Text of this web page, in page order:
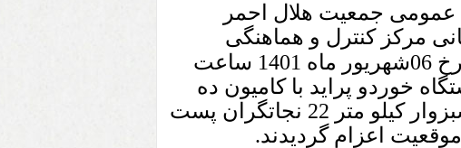
جمعیت هلال احمر
مرکز کنترل و هماهنگی
در مورخ 06شهریور ماه 1401 ساعت
خوردو پراید با کامیون ده
چرخ در حوالی روستای ارگ محور جغتای به سبزوار کیلو متر 22 نجاتگران پست
اعزام گردیدند.